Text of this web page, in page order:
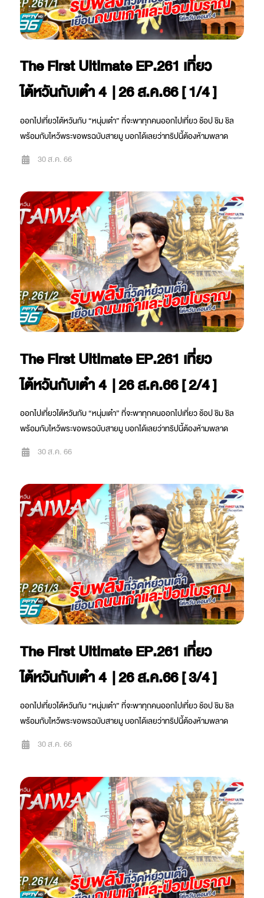
The First Ultimate EP.261 เที่ยว
ไต้หวันกับเต๋า 4 | 26 ส.ค.66 [ 1/4 ]
ออกไปเที่ยวไต้หวันกับ “หนุ่มเต๋า” ที่จะพาทุกคนออกไปเที่ยว ช้อป ชิม ชิล
พร้อมกับไหว้พระขอพรฉบับสายมู บอกได้เลยว่าทริปนี้ต้องห้ามพลาด
30 ส.ค. 66
The First Ultimate EP.261 เที่ยว
ไต้หวันกับเต๋า 4 | 26 ส.ค.66 [ 2/4 ]
ออกไปเที่ยวไต้หวันกับ “หนุ่มเต๋า” ที่จะพาทุกคนออกไปเที่ยว ช้อป ชิม ชิล
พร้อมกับไหว้พระขอพรฉบับสายมู บอกได้เลยว่าทริปนี้ต้องห้ามพลาด
30 ส.ค. 66
The First Ultimate EP.261 เที่ยว
ไต้หวันกับเต๋า 4 | 26 ส.ค.66 [ 3/4 ]
ออกไปเที่ยวไต้หวันกับ “หนุ่มเต๋า” ที่จะพาทุกคนออกไปเที่ยว ช้อป ชิม ชิล
พร้อมกับไหว้พระขอพรฉบับสายมู บอกได้เลยว่าทริปนี้ต้องห้ามพลาด
30 ส.ค. 66